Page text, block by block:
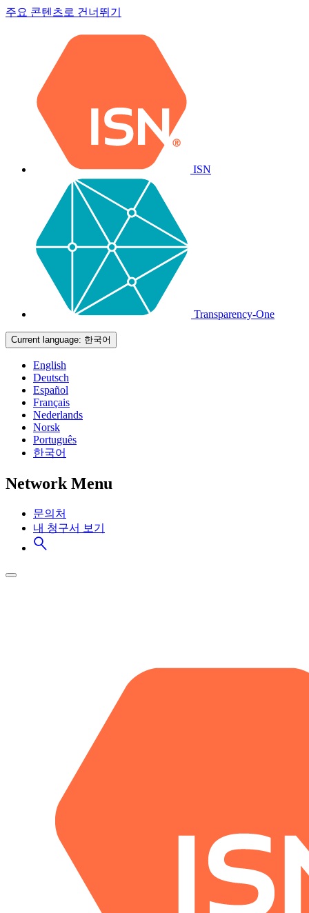
주요 콘텐츠로 건너뛰기
ISN
Transparency-One
Current language: 한국어
English
Deutsch
Español
Français
Nederlands
Norsk
Português
한국어
Network Menu
문의처
내 청구서 보기